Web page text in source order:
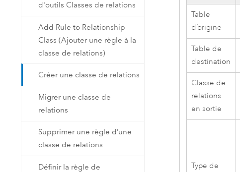
d'outils Classes de relations
Add Rule to Relationship
Class (Ajouter une règle à la
classe de relations)
Créer une classe de relations
Migrer une classe de
relations
Supprimer une règle d’une
classe de relations
Définir la règle de
Table
d’origine
Table de
destination
Classe de
relations
en sortie
Type de